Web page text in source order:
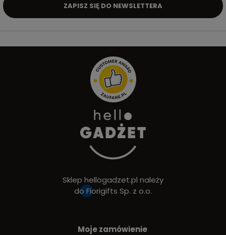
ZAPISZ SIĘ DO NEWSLETTERA
Sklep hellogadzet.pl należy
do Fiorigifts Sp. z o.o.
Moje zamówienie